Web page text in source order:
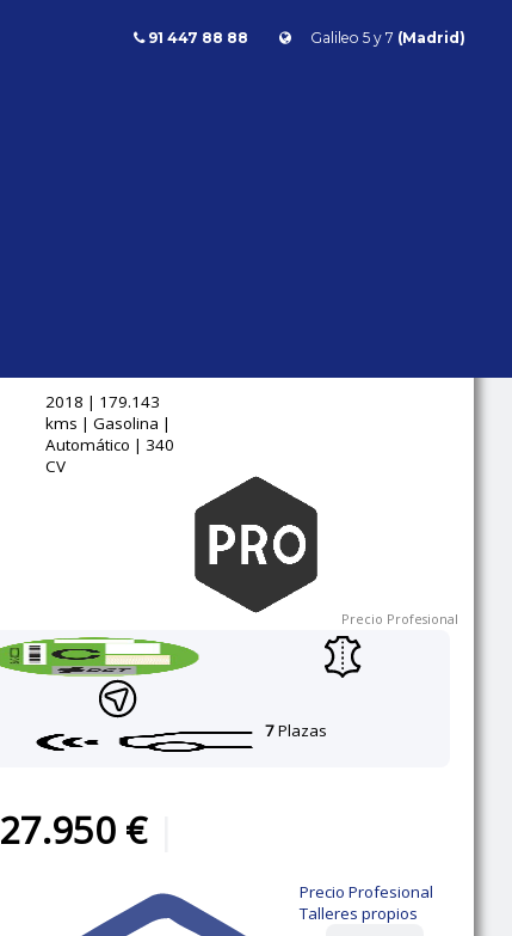
91 447 88 88 Galileo 5 y 7 (Madrid)
Precio Profesional
2018 | 179.143
kms | Gasolina |
Automático | 340
CV
7Plazas
27.950 €
Precio Profesional
Talleres propios